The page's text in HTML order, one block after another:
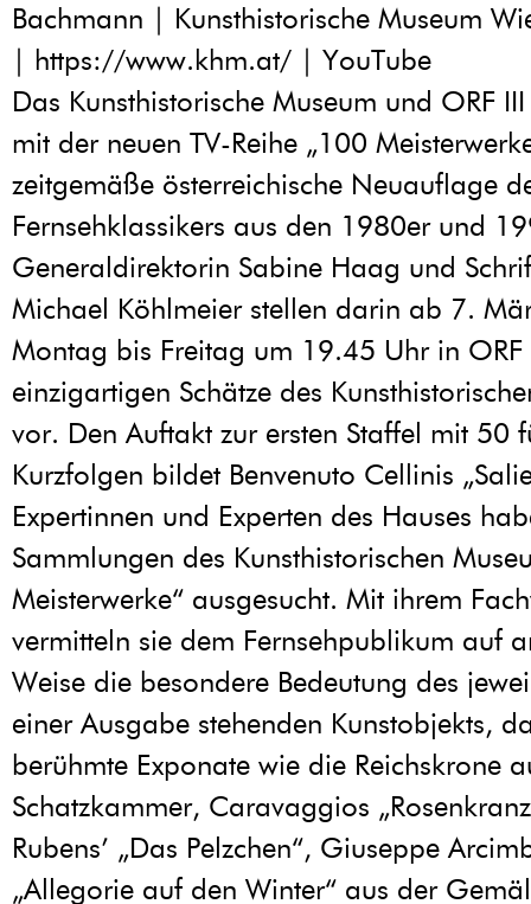
Bachmann | Kunsthistorische Museum
| https://www.khm.at/ | YouTube
Das Kunsthistorische Museum und ORF
mit der neuen TV-Reihe „100
zeitgemäße österreichische Neuauflage
Fernsehklassikers aus den 1980er und
Generaldirektorin Sabine Haag und
Michael Köhlmeier stellen darin ab 7.
Montag bis Freitag um 19.45 Uhr in ORF
einzigartigen Schätze des
vor. Den Auftakt zur ersten Staffel mit 50
Kurzfolgen bildet Benvenuto Cellinis
Expertinnen und Experten des Hauses
Sammlungen des Kunsthistorischen
Meisterwerke“ ausgesucht. Mit ihrem
vermitteln sie dem Fernsehpublikum auf
Weise die besondere Bedeutung des
einer Ausgabe stehenden Kunstobjekts,
berühmte Exponate wie die Reichskrone
Schatzkammer, Caravaggios
Rubens’ „Das Pelzchen“, Giuseppe
„Allegorie auf den Winter“ aus der